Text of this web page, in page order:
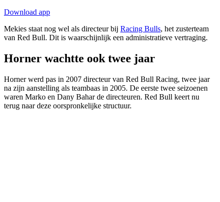
Download app
Mekies staat nog wel als directeur bij Racing Bulls, het zusterteam
van Red Bull. Dit is waarschijnlijk een administratieve vertraging.
Horner wachtte ook twee jaar
Horner werd pas in 2007 directeur van Red Bull Racing, twee jaar
na zijn aanstelling als teambaas in 2005. De eerste twee seizoenen
waren Marko en Dany Bahar de directeuren. Red Bull keert nu
terug naar deze oorspronkelijke structuur.